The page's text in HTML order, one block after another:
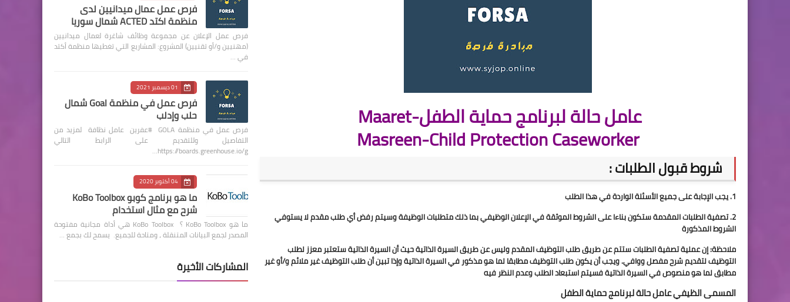
عامل حالة لبرنامج حماية الطفل-Maaret
Masreen-Child Protection Caseworker
شروط قبول الطلبات :
1. يجب الإجابة على جميع الأسئلة الواردة في هذا الطلب
الشروط المذكورة
مطابق لما هو منصوص في السيرة الذاتية فسيتم استبعاد الطلب وعدم النظر فيه
المسمى الظيفي عامل حالة لبرنامج حماية الطفل
فرص عمل عمال ميدانيين لدى
منظمة اكتد ACTED شمال سوريا
فرص عمل الإعلان عن مجموعة وظائف شاغرة لعمال ميدانيين
(مهنيين و/أو تقنيين) المشروع: المشاريع التي تغطيها منظمة أكتد
في …
01 ديسمبر 2021
فرص عمل في منظمة Goal شمال
حلب وإدلب
فرص عمل في منظمة GOLA #عفرين عامل نظافة لمزيد من
التفاصيل وللتقديم على الرابط التالي
https://boards.greenhouse.io/g…
04 أكتوبر 2020
ما هو برنامج كوبو KoBo Toolbox
شرح مع مثال استخدام
ما هو KoBo Toolbox ؟ KoBo Toolbox هي أداة مجانية مفتوحة
المصدر لجمع البيانات المتنقلة ، ومتاحة للجميع. يسمح لك بجمع …
المشاركات الأخيرة